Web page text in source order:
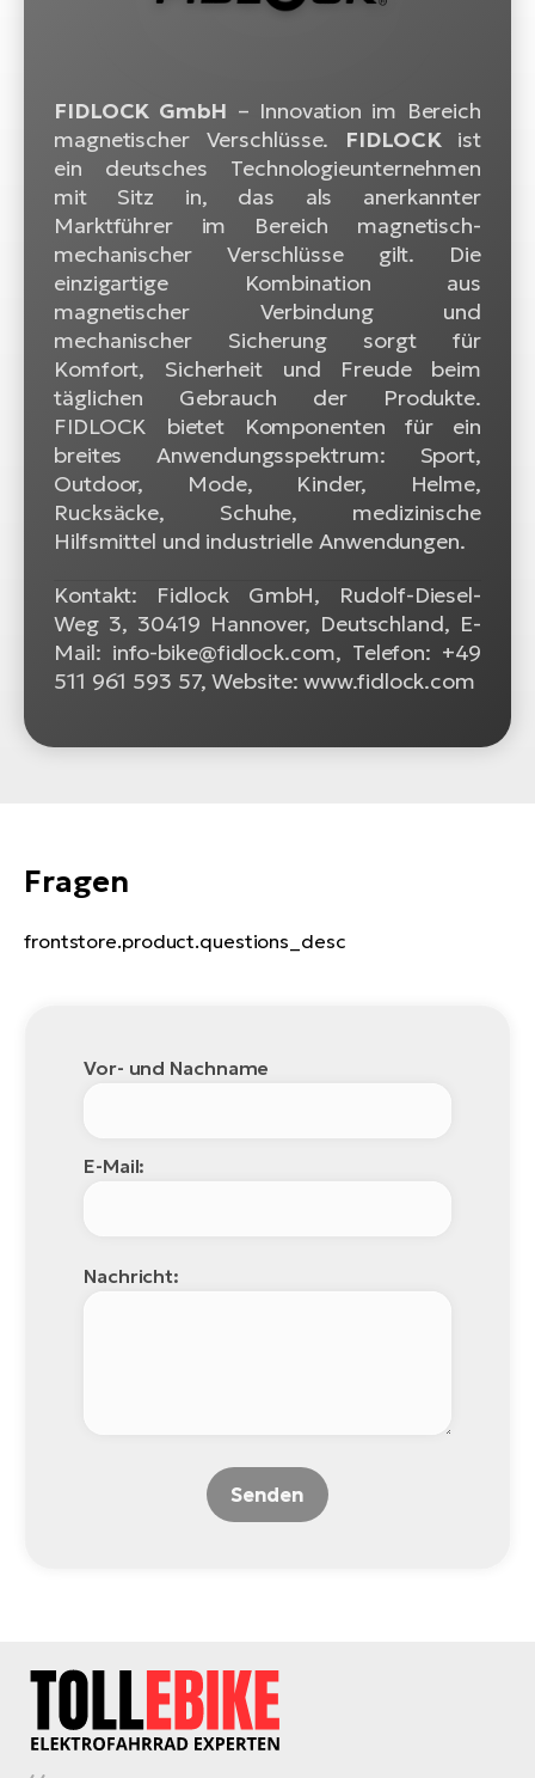
FIDLOCK GmbH – Innovation im Bereich
magnetischer Verschlüsse. FIDLOCKist
ein deutsches Technologieunternehmen
mit Sitz in, das als anerkannter
Marktführer im Bereich magnetisch-
mechanischer Verschlüsse gilt. Die
einzigartige Kombination aus
magnetischer Verbindung und
mechanischer Sicherung sorgt für
Komfort, Sicherheit und Freude beim
täglichen Gebrauch der Produkte.
FIDLOCK bietet Komponenten für ein
breites Anwendungsspektrum: Sport,
Outdoor, Mode, Kinder, Helme,
Rucksäcke, Schuhe, medizinische
Hilfsmittel und industrielle Anwendungen.
Kontakt: Fidlock GmbH, Rudolf-Diesel-
Weg 3, 30419 Hannover, Deutschland, E-
Mail: info-bike@fidlock.com, Telefon: +49
511 961 593 57, Website: www.fidlock.com
Fragen
frontstore.product.questions_desc
Vor- und Nachname
E-Mail:
Nachricht:
Senden